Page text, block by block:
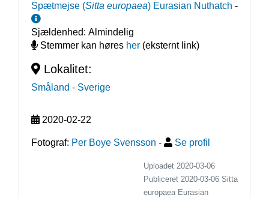
Spætmejse (Sitta europaea) Eurasian Nuthatch -
Sjældenhed: Almindelig
Stemmer kan høres her(eksternt link)
Lokalitet:
Småland - Sverige
2020-02-22
Fotograf: Per Boye Svensson - Se profil
Uploadet 2020-03-06
Publiceret 2020-03-06 Sitta
europaea Eurasian